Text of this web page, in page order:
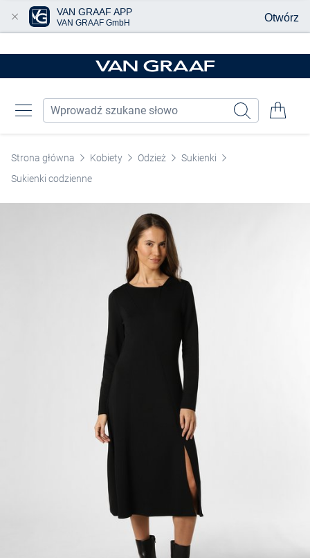
Strona główna Kobiety Odzież
Sukienki
Sukienki codzienne
VAN GRAAF APP
VAN GRAAF GmbH Otwórz